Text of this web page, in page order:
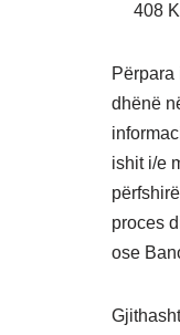
408
dhënë
ishit i/e
proces
ose